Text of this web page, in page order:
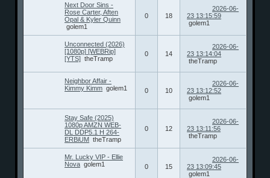
Next Door Sins -
Rose Carter, Aften
Opal & Kyler Quinn
golem1
0 18
2026-06-
23 13:15:59
golem1
Unconnected (2026)
[1080p] [WEBRip]
[YTS] theTramp
0 14
2026-06-
23 13:14:04
theTramp
Neighbor Affair -
Kimmy Kimm golem1 0 10
2026-06-
23 13:12:52
golem1
Stay Safe (2025)
1080p AMZN WEB-
DL DDP5.1 H 264-
ERBiUM theTramp
0 12
2026-06-
23 13:11:56
theTramp
Mr. Lucky VIP - Ellie
Nova golem1 0 15
2026-06-
23 13:09:45
golem1